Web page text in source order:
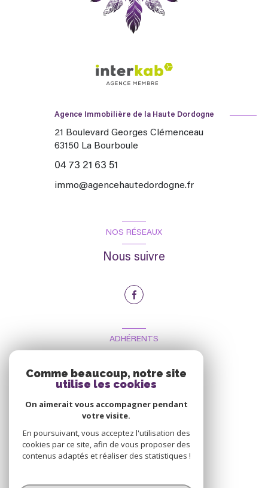
Agence Immobilière de la Haute Dordogne
21 Boulevard Georges Clémenceau
63150 La Bourboule
04 73 21 63 51
immo@agencehautedordogne.fr
NOS RÉSEAUX
Nous suivre
ADHÉRENTS
© 2026 | Tous droits réservés
Comme beaucoup, notre site
utilise les cookies
On aimerait vous accompagner pendant
votre visite.
En poursuivant, vous acceptez l'utilisation des
cookies par ce site, afin de vous proposer des
contenus adaptés et réaliser des statistiques !